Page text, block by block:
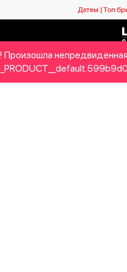
Детям | Топ
Детям
Произошла